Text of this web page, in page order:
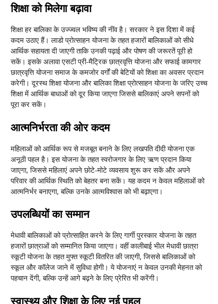
शिक्षा को मिलेगा बढ़ावा
शिक्षा हर बालिका के उज्ज्वल भविष्य की नींव है। सरकार ने इस दिशा में कई
कदम उठाए हैं। लाडो प्रोत्साहन योजना के तहत हजारों बालिकाओं को सीधे
आर्थिक सहायता दी जाएगी ताकि उनकी पढ़ाई और पोषण की जरूरतें पूरी हो
सकें। इसके अलावा एसटी प्री-मैट्रिक छात्रवृत्ति योजना और सफाई कामगार
छात्रवृत्ति योजना समाज के कमजोर वर्गों की बेटियों को शिक्षा का अवसर प्रदान
करेगी। दूरस्थ शिक्षा योजना और बालिका शिक्षा प्रोत्साहन योजना के जरिए उच्च
शिक्षा में आर्थिक बाधाओं को दूर किया जाएगा जिससे बालिकाएं अपने सपनों को
पूरा कर सकें।
आत्मनिर्भरता की ओर कदम
महिलाओं को आर्थिक रूप से मजबूत बनाने के लिए लखपति दीदी योजना एक
अनूठी पहल है। इस योजना के तहत स्वरोजगार के लिए ऋण प्रदान किया
जाएगा, जिससे महिलाएं अपने छोटे-मोटे व्यवसाय शुरू कर सकें और अपने
परिवार की आर्थिक स्थिति को बेहतर बना सकें। यह कदम न केवल महिलाओं को
आत्मनिर्भर बनाएगा, बल्कि उनके आत्मविश्वास को भी बढ़ाएगा।
उपलब्धियों का सम्मान
मेधावी बालिकाओं को प्रोत्साहित करने के लिए गार्गी पुरस्कार योजना के तहत
हजारों छात्राओं को सम्मानित किया जाएगा। वहीं कालीबाई भील मेधावी छात्रा
स्कूटी योजना के तहत मुफ्त स्कूटी वितरित की जाएगी, जिससे बालिकाओं को
स्कूल और कॉलेज जाने में सुविधा होगी। ये योजनाएं न केवल उनकी मेहनत को
पहचान देंगी, बल्कि उन्हें आगे बढ़ने के लिए प्रेरित भी करेंगी।
स्वास्थ्य और शिक्षा के लिए नई पहल